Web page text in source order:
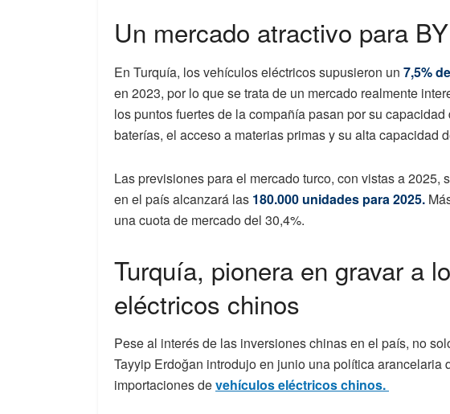
Un mercado atractivo para
En Turquía, los vehículos eléctricos supusieron un 7,5%
en 2023, por lo que se trata de un mercado realmente
los puntos fuertes de la compañía pasan por su
baterías, el acceso a materias primas y su alta capacidad
Las previsiones para el mercado turco, con vistas a 2025,
en el país alcanzará las 180.000 unidades para 2025.
una cuota de mercado del 30,4%.
Turquía, pionera en gravar a
eléctricos chinos
Pese al interés de las inversiones chinas en el país, no
Tayyip Erdoğan introdujo en junio una política arancelaria
importaciones devehículos eléctricos chinos.